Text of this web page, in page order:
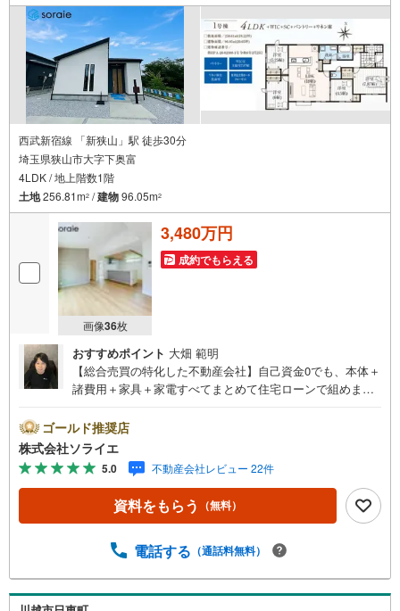
西武新宿線 「新狭山」駅 徒歩30分
埼玉県狭山市大字下奥富
4LDK / 地上階数1階
土地256.81m2 /建物96.05m2
画像36枚
3,480万円
成約でもらえる
おすすめポイント 大畑 範明
【総合売買の特化した不動産会社】自己資金0でも、本体＋
諸費用＋家具＋家電すべてまとめて住宅ローンで組めま
スピーディをモットーにお客さん目線での営業を心がけて
おり、営業マンの差を実感してください！◆他社様でご紹
介されている物件も一緒にご提案できます。◆おまとめロ
ーン（消費者金融系・車のローン・カード系の借入・エア
コン等の電化製品等）もおまとめ可能です。◆お忙しいと
きは現地待合せ＆現地解散できます。◆勤続年数が1年未満
ください！売買・賃貸・売却相談・相続相談・空家管理・
合わせ・ご来店お待ちしております！（＾＾）！
ゴールド推奨店
株式会社ソライエ
5.0 不動産会社レビュー 22件
資料をもらう （無料）
電話する （通話料無料）